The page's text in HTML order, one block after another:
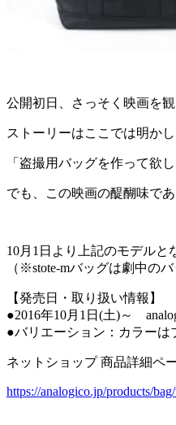
公開初日、さっそく映画を観
ストーリーはここでは明か
「盗撮用バッグを作って欲
でも、この映画の醍醐味で
10月1日より上記のモデルとな
（※stote-mバッグは劇中の
【発売日・取り扱い情報】
●2016年10月1日(土)～
●バリエーション：カラーは
ネットショップ 商品詳細ペ
https://analogico.jp/products/